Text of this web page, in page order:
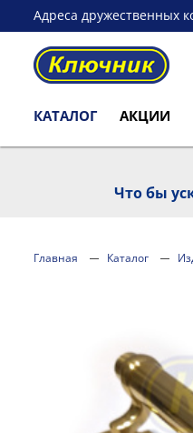
Адреса дружественных
КАТАЛОГ АКЦИИ
Что бы
Главная Каталог